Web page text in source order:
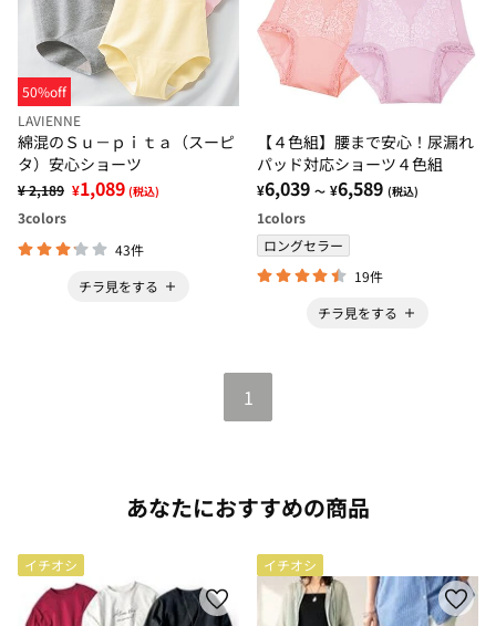
50%off
LAVIENNE
綿混のＳｕ－ｐｉｔａ（スーピ
タ）安心ショーツ
¥ 2,189 ¥1,089 (税込)
3colors
43件
チラ見をする
【４色組】腰まで安心！尿漏れ
パッド対応ショーツ４色組
¥6,039 ～ ¥6,589 (税込)
1colors
ロングセラー
19件
チラ見をする
1
あなたにおすすめの商品
イチオシ イチオシ